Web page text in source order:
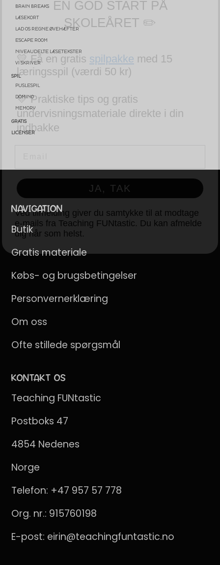
BRAIN BREAKS
LÆSEKORT
LAD OS REGNE ØVEHÆFTER
ESCAPE ROOM
NIVEAUDELTE LÆSETEKSTER
VI SKRIVER
SPIL
PUSLESPIL
DOMINO
MEMORY
GRATIS
LICENSER
NAVIGATION
Butik
Gratis materiale
Købs- og brugsbetingelser
Personvernerklæring
Om oss
Ofte stillede spørgsmål
KONTAKT OS
Teaching FUNtastic
Postboks 47
4854 Nedenes
Norge
Telefon: +47 957 57 778
Org. nr.: 915760198
E-post: eirin@teachingfuntastic.no
💛 Få en gratisspilpakke med 15
læringsspil (værdi 50 kr)
💛 Praktiske tips og gratis
undervisningsmateriale direkte i din
indbakke
Email
Ved tilmelding giver du samtykke til at modtage
e-mails fra Teaching FUNtastic. Du kan afmelde
dig når som helst.